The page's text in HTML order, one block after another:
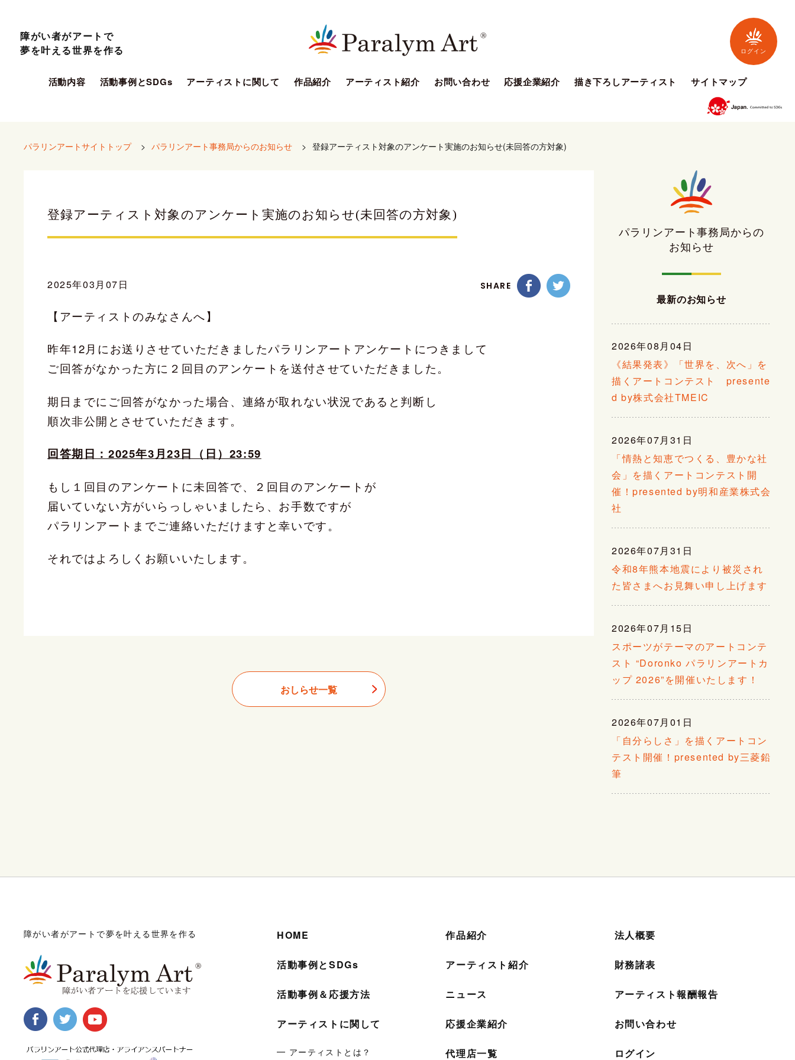
活動内容 活動事例とSDGs アーティストに関して 作品紹介 アーティスト紹介 お問い合わせ 応援企業紹介 描き下ろしアーティスト サイトマップ
障がい者がアートで
夢を叶える世界を作る
ログイン
パラリンアートサイトトップ > パラリンアート事務局からのお知らせ > 登録アーティスト対象のアンケート実施のお知らせ(未回答の方対象)
登録アーティスト対象のアンケート実施のお知らせ(未回答の方対象)
2025年03月07日 SHARE
【アーティストのみなさんへ】
昨年12月にお送りさせていただきましたパラリンアートアンケートにつきまして
ご回答がなかった方に２回目のアンケートを送付させていただきました。
期日までにご回答がなかった場合、連絡が取れない状況であると判断し
順次非公開とさせていただきます。
回答期日：2025年3月23日（日）23:59
もし１回目のアンケートに未回答で、２回目のアンケートが
届いていない方がいらっしゃいましたら、 お手数ですが
パラリンアートまでご連絡いただけますと幸いです。
それではよろしくお願いいたします。
おしらせ一覧
パラリンアート事務局からの
お知らせ
最新のお知らせ
2026年08月04日
《結果発表》「世界を、次へ」を
描くアートコンテスト presente
d by株式会社TMEIC
2026年07月31日
「情熱と知恵でつくる、豊かな社
会」を描くアートコンテスト開
催！presented by明和産業株式会
社
2026年07月31日
令和8年熊本地震により被災され
た皆さまへお見舞い申し上げます
2026年07月15日
スポーツがテーマのアートコンテ
スト “Doronko パラリンアートカ
ップ 2026”を開催いたします！
2026年07月01日
「自分らしさ」を描くアートコン
テスト開催！presented by三菱鉛
筆
障がい者がアートで夢を叶える世界を作る HOME
活動事例とSDGs
活動事例＆応援方法
アーティストに関して
━ アーティストとは？
作品紹介
アーティスト紹介
ニュース
応援企業紹介
代理店一覧
法人概要
財務諸表
アーティスト報酬報告
お問い合わせ
ログイン